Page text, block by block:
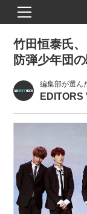
編集部が選ん
EDITORS
竹田恒泰氏
防弾少年団